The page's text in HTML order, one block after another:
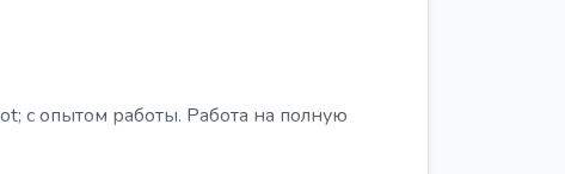
с опытом работы. Работа на полную